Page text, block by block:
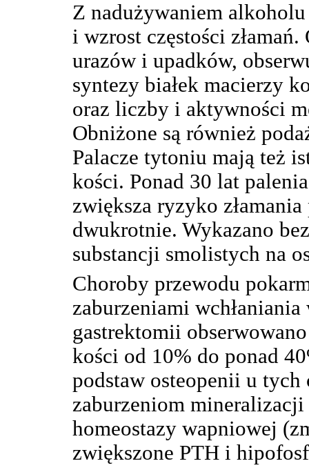
Z nadużywaniem
i wzrost częstości
urazów i upadków,
syntezy białek macierzy
oraz liczby i aktywności
Obniżone są również
Palacze tytoniu mają też
kości. Ponad 30 lat
zwiększa ryzyko
dwukrotnie. Wykazano
substancji smolistych na
Choroby przewodu
zaburzeniami
gastrektomii
kości od 10% do ponad
podstaw osteopenii u tych
zaburzeniom mineralizacji
homeostazy wapniowej
zwiększone PTH i